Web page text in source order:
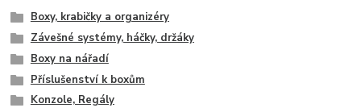
Boxy, krabičky a organizéry
Závešné systémy, háčky, držáky
Boxy na nářadí
Příslušenství k boxům
Konzole, Regály